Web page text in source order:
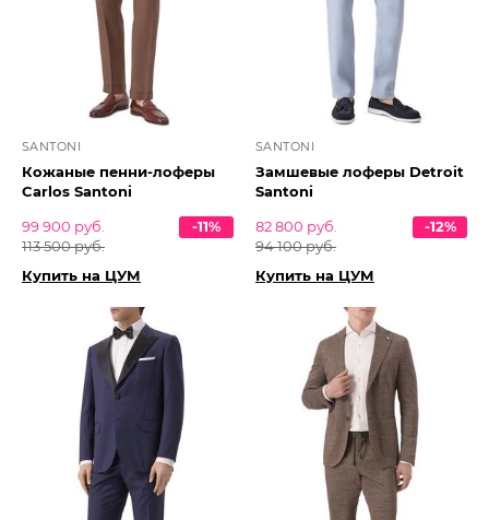
SANTONI
Кожаные пенни-лоферы
Carlos Santoni
99 900 руб.
113 500 руб.
-11%
Купить на ЦУМ
SANTONI
Замшевые лоферы Detroit
Santoni
82 800 руб.
94 100 руб.
-12%
Купить на ЦУМ